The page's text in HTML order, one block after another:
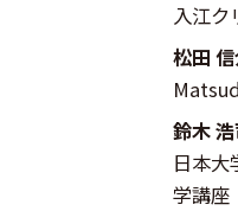
入江ク
松田
鈴木
日本
学講座